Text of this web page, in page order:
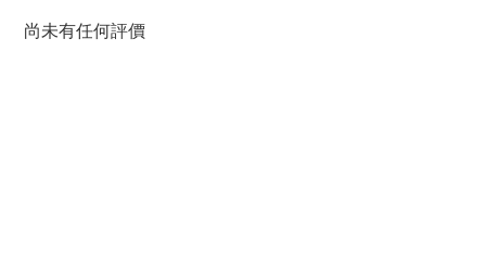
尚未有任何評價